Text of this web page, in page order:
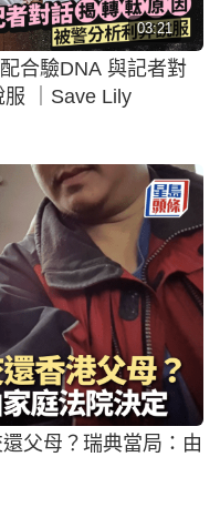
03:21
合驗DNA 與記者對
｜Save Lily
父母？瑞典當局：由